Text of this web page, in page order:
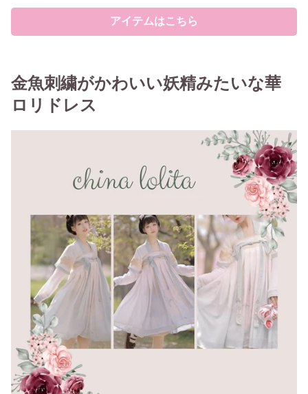
アイテムはこちら
金魚刺繍がかわいい妖精みたいな華
ロリドレス